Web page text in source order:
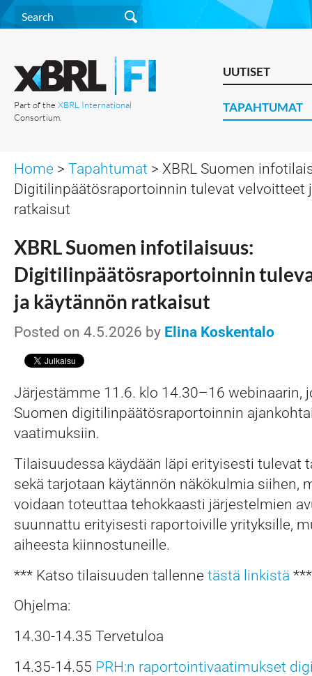
Part of the XBRL International
Consortium.
UUTISET
TAPAHTUMAT
Home > Tapahtumat > XBRL Suomen
Digitilinpäätösraportoinnin tulevat velvoitteet
ratkaisut
XBRL Suomen infotilaisuus:
Digitilinpäätösraportoinnin
ja käytännön ratkaisut
Posted on 4.5.2026 by Elina Koskentalo
Järjestämme 11.6. klo 14.30–16 webinaarin,
Suomen digitilinpäätösraportoinnin
vaatimuksiin.
Tilaisuudessa käydään läpi erityisesti tulevat
sekä tarjotaan käytännön näkökulmia siihen,
voidaan toteuttaa tehokkaasti järjestelmien
suunnattu erityisesti raportoiville yrityksille,
aiheesta kiinnostuneille.
*** Katso tilaisuuden tallenne tästä linkistä ***
Ohjelma:
14.30-14.35 Tervetuloa
14.35-14.55 PRH:n raportointivaatimukset